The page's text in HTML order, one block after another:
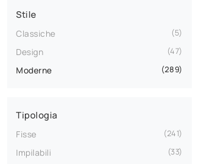
Stile
Classiche 5
Design 47
Moderne 289
Tipologia
Fisse 241
Impilabili 33